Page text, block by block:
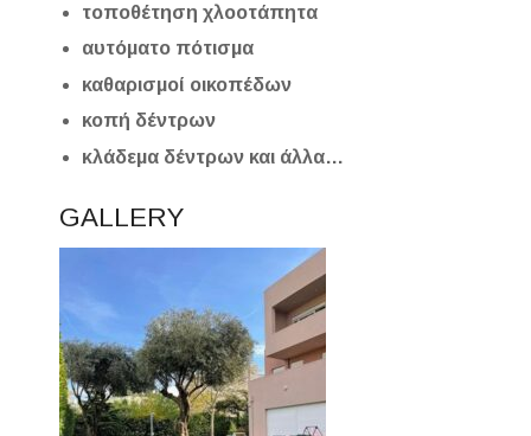
τοποθέτηση χλοοτάπητα
αυτόματο πότισμα
καθαρισμοί οικοπέδων
κοπή δέντρων
κλάδεμα δέντρων και άλλα…
GALLERY